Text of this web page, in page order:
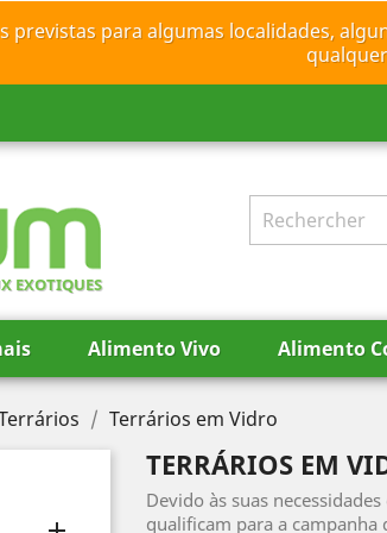
previstas para algumas localidades,
EXOTIQUES
Alimento Vivo Alimento
Terrários em Vidro
TERRÁRIOS EM
Devido às suas
qualificam para a